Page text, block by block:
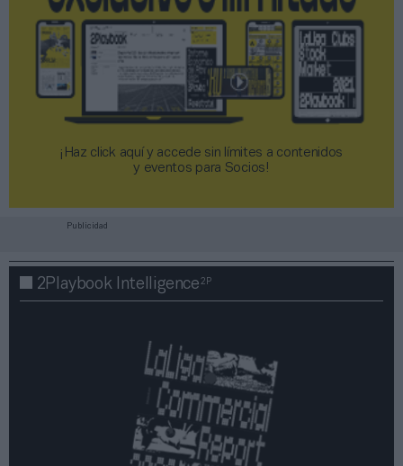
¡Haz click aquí y accede sin límites a contenidos
y eventos para Socios!​​​​​​​
Publicidad
2Playbook Intelligence2P